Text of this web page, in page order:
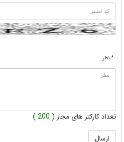
* نظر
تعداد کارکتر های مجاز ( 200 )